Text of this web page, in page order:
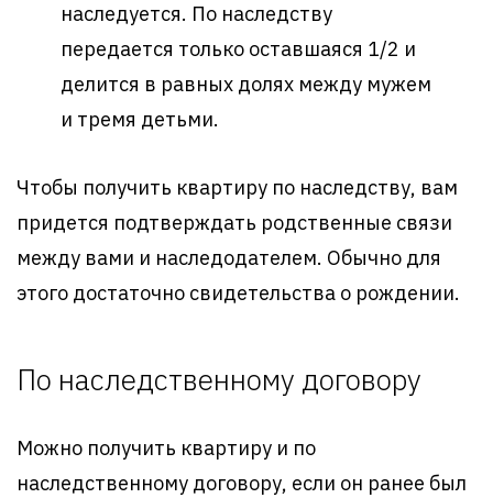
наследуется. По наследству
передается только оставшаяся 1/2 и
делится в равных долях между мужем
и тремя детьми.
Чтобы получить квартиру по наследству, вам
придется подтверждать родственные связи
между вами и наследодателем. Обычно для
этого достаточно свидетельства о рождении.
По наследственному договору
Можно получить квартиру и по
наследственному договору, если он ранее был